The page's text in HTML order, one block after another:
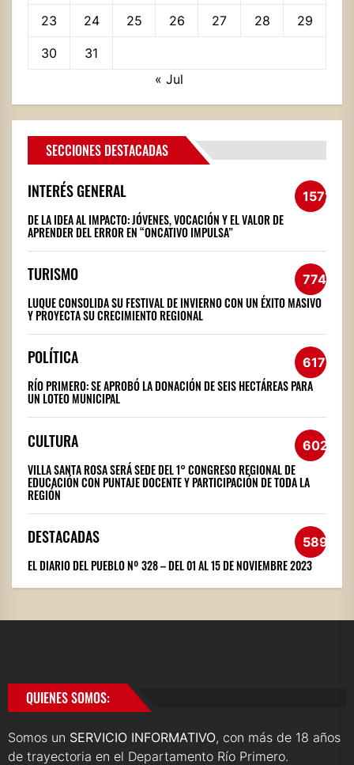
23 24 25 26 27 28 29
30
31
« Jul
SECCIONES DESTACADAS
INTERÉS GENERAL 1572
DE LA IDEA AL IMPACTO: JÓVENES, VOCACIÓN Y EL VALOR DE
APRENDER DEL ERROR EN “ONCATIVO IMPULSA”
TURISMO 774
LUQUE CONSOLIDA SU FESTIVAL DE INVIERNO CON UN ÉXITO MASIVO
Y PROYECTA SU CRECIMIENTO REGIONAL
POLÍTICA 617
RÍO PRIMERO: SE APROBÓ LA DONACIÓN DE SEIS HECTÁREAS PARA
UN LOTEO MUNICIPAL
CULTURA 602
VILLA SANTA ROSA SERÁ SEDE DEL 1° CONGRESO REGIONAL DE
EDUCACIÓN CON PUNTAJE DOCENTE Y PARTICIPACIÓN DE TODA LA
REGIÓN
DESTACADAS 589
EL DIARIO DEL PUEBLO Nº 328 – DEL 01 AL 15 DE NOVIEMBRE 2023
QUIENES SOMOS:
Somos un SERVICIO INFORMATIVO, con más de 18 años
de trayectoria en el Departamento Río Primero.